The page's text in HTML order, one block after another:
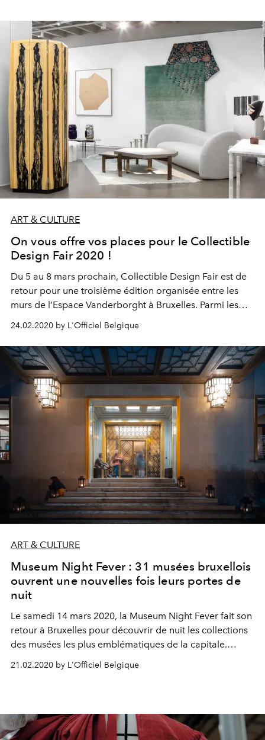
ART & CULTURE
On vous offre vos places pour le Collectible
Design Fair 2020 !
Du 5 au 8 mars prochain, Collectible Design Fair est de
retour pour une troisième édition organisée entre les
murs de l’Espace Vanderborght à Bruxelles. Parmi les
artistique, disposera de son espace, pour soutenir trois
artistes belges montants. La bonne nouvelle ? La
marque s’est associée à L’Officiel Belgique pour vous
offrir vos places pour l’événement.
24.02.2020 by L'Officiel Belgique
ART & CULTURE
Museum Night Fever : 31 musées bruxellois
ouvrent une nouvelles fois leurs portes de
nuit
Le samedi 14 mars 2020, la Museum Night Fever fait son
retour à Bruxelles pour découvrir de nuit les collections
des musées les plus emblématiques de la capitale.
programme.
21.02.2020 by L'Officiel Belgique